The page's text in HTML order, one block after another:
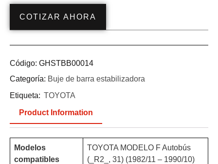
COTIZAR AHORA
Código: GHSTBB00014
Categoría: Buje de barra estabilizadora
Etiqueta: TOYOTA
Product Information
Modelos
compatibles
TOYOTA MODELO F Autobús
(_R2_, 31) (1982/11 – 1990/10)